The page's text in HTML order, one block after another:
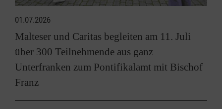
01.07.2026
Malteser und Caritas begleiten am 11. Juli
über 300 Teilnehmende aus ganz
Unterfranken zum Pontifikalamt mit Bischof
Franz